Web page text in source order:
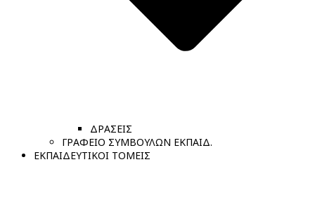
ΔΡΑΣΕΙΣ
ΓΡΑΦΕΙΟ ΣΥΜΒΟΥΛΩΝ ΕΚΠΑΙΔ.
ΕΚΠΑΙΔΕΥΤΙΚΟΙ ΤΟΜΕΙΣ